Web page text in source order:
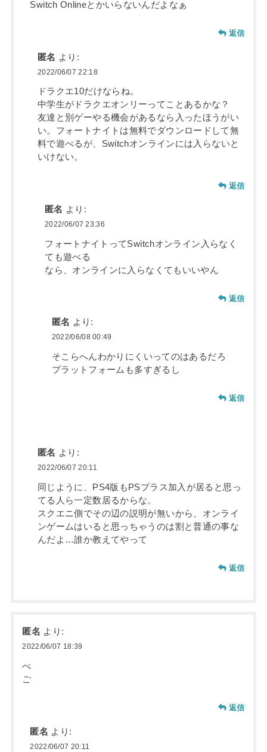
Switch Onlineとかいらないんだよなぁ
返信
匿名 より:
2022/06/07 22:18
ドラクエ10だけならね。
中学生がドラクエオンリーってことあるかな？
友達と別ゲーやる機会があるなら入ったほうがい
い。フォートナイトは無料でダウンロードして無
料で遊べるが、Switchオンラインには入らないと
いけない。
返信
匿名 より:
2022/06/07 23:36
フォートナイトってSwitchオンライン入らなく
ても遊べる
なら、オンラインに入らなくてもいいやん
返信
匿名 より:
2022/06/08 00:49
そこらへんわかりにくいってのはあるだろ
プラットフォームも多すぎるし
返信
匿名 より:
2022/06/07 20:11
同じように、PS4版もPSプラス加入が居ると思っ
てる人ら一定数居るからな。
スクエニ側でその辺の説明が無いから、オンライ
ンゲームはいると思っちゃうのは割と普通の事な
んだよ…誰か教えてやって
返信
匿名 より:
2022/06/07 18:39
べ
ご
返信
匿名 より:
2022/06/07 20:11